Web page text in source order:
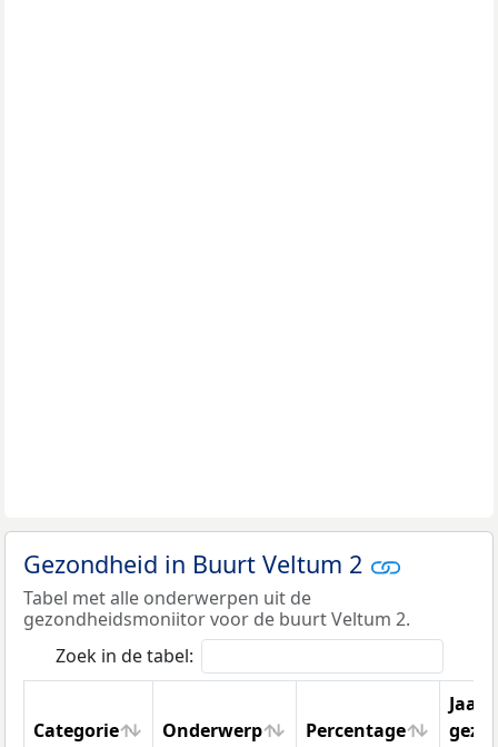
Gezondheid in Buurt Veltum 2
Tabel met alle onderwerpen uit de
gezondheidsmoniitor voor de buurt Veltum 2.
Zoek in de tabel:
Categorie Onderwerp Percentage
Jaar